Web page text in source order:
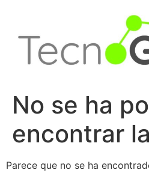
contenido
No se ha
encontrar
Parece que no se ha